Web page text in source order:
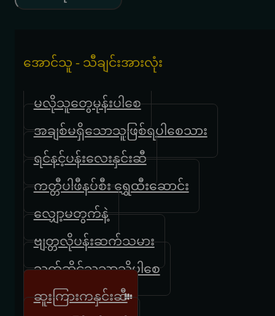
အောင်သူ - သီချင်းအားလုံး
မလိုသူတွေမုန်းပါစေ
အချစ်မရှိသောသူဖြစ်ရပါစေသား
ရင်နင့်ပန်းလေးနှင်းဆီ
ကတ္တီပါဖီနပ်စီး ရွှေထီးဆောင်း
လျှော့မတွက်နဲ့
ဗျတ္တလိုပန်းဆက်သမား
သက်ဆိုင်သူသာသိပါစေ
ဆူးကြားကနှင်းဆီ